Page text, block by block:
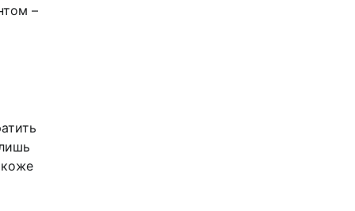
–
коже